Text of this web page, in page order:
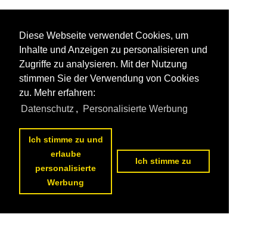
Diese Webseite verwendet Cookies, um
Inhalte und Anzeigen zu personalisieren und
Zugriffe zu analysieren. Mit der Nutzung
stimmen Sie der Verwendung von Cookies
zu. Mehr erfahren:
Datenschutz , Personalisierte Werbung
Ich stimme zu und
erlaube
personalisierte
Werbung
Ich stimme zu